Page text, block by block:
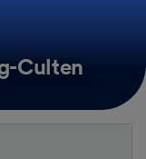
Culten